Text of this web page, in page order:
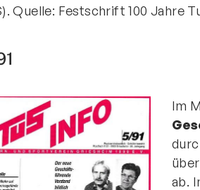
Quelle: Festschrift 100 Jahre
Im
ab.